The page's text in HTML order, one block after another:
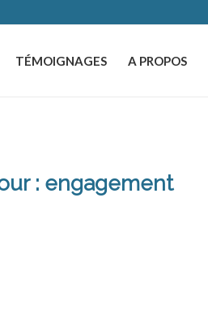
TÉMOIGNAGES A PROPOS
: engagement